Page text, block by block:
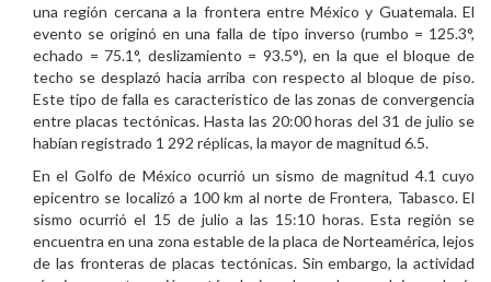
una región cercana a la frontera entre México y Guatemala. El
evento se originó en una falla de tipo inverso (rumbo = 125.3°,
echado = 75.1°, deslizamiento = 93.5°), en la que el bloque de
techo se desplazó hacia arriba con respecto al bloque de piso.
Este tipo de falla es característico de las zonas de convergencia
entre placas tectónicas. Hasta las 20:00 horas del 31 de julio se
habían registrado 1 292 réplicas, la mayor de magnitud 6.5.
En el Golfo de México ocurrió un sismo de magnitud 4.1 cuyo
epicentro se localizó a 100 km al norte de Frontera, Tabasco. El
sismo ocurrió el 15 de julio a las 15:10 horas. Esta región se
encuentra en una zona estable de la placa de Norteamérica, lejos
de las fronteras de placas tectónicas. Sin embargo, la actividad